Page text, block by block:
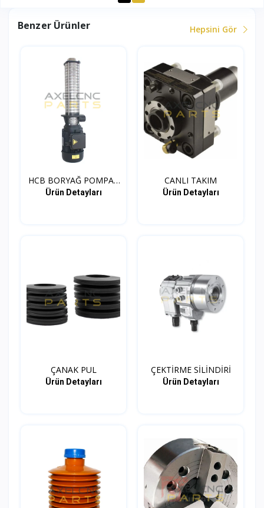
Benzer Ürünler Hepsini Gör
HCB BORYAĞ POMPA -
SOĞU...
Ürün Detayları
CANLI TAKIM
Ürün Detayları
ÇANAK PUL
Ürün Detayları
ÇEKTİRME SİLİNDİRİ
Ürün Detayları